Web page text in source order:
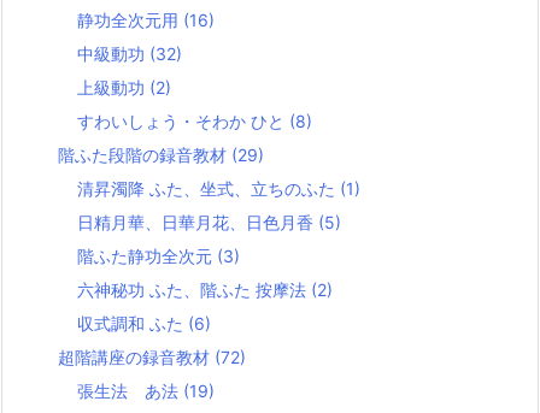
静功全次元用 (16)
中級動功 (32)
上級動功 (2)
すわいしょう・そわか ひと (8)
階ふた段階の録音教材 (29)
清昇濁降 ふた、坐式、立ちのふた (1)
日精月華、日華月花、日色月香 (5)
階ふた静功全次元 (3)
六神秘功 ふた、階ふた 按摩法 (2)
収式調和 ふた (6)
超階講座の録音教材 (72)
張生法 あ法 (19)